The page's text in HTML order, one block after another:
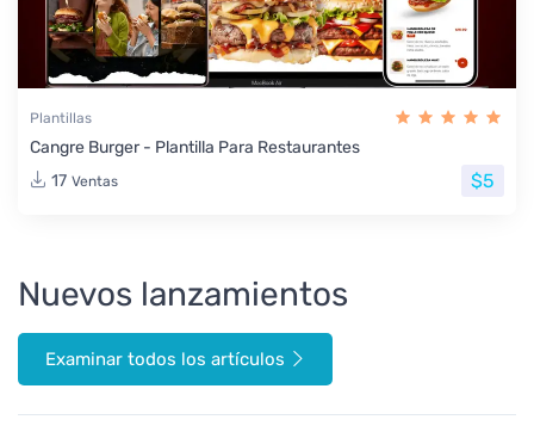
Plantillas
Cangre Burger - Plantilla Para Restaurantes
17 Ventas $5
Nuevos lanzamientos
Examinar todos los artículos